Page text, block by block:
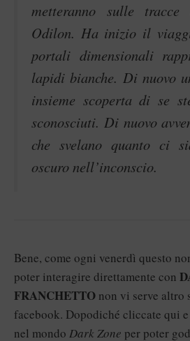
metteranno sulle
Odilon. Ha inizio il
portali dimensionali
lapidi bianche. Di nuovo
insieme scoperta di se
sconosciuti. Di nuovo
che svelano quanto ci
oscuro nell’inconscio.
Bene, come ogni venerdì questo
poter interagire direttamente con
FRANCHETTO non vi serve altro
facebook. Dopodiché cliccate qui
nel mondo Dark Zone per poter